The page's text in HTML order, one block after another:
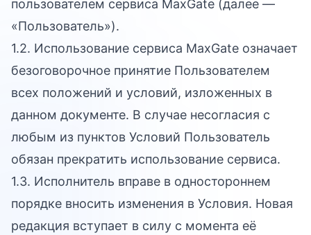
пользователем сервиса MaxGate (далее —
«Пользователь»).
1.2. Использование сервиса MaxGate означает
безоговорочное принятие Пользователем
всех положений и условий, изложенных в
данном документе. В случае несогласия с
любым из пунктов Условий Пользователь
обязан прекратить использование сервиса.
1.3. Исполнитель вправе в одностороннем
порядке вносить изменения в Условия. Новая
редакция вступает в силу с момента её